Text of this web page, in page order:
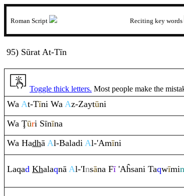
Roman Script
Reciting key words
95) Sūrat At-Tīn
Toggle thick letters. Most people make the
Wa At-Tīni Wa Az-Zaytūni
Wa Ţūri Sīnīna
Wa Hadhā Al-Baladi Al-'Amīni
Laqad Khalaqnā Al-'Insāna Fī'Aĥsani Taqwīmin